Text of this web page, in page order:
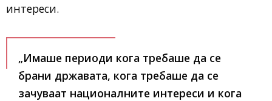
интереси.
„Имаше периоди кога требаше да се
брани државата, кога требаше да се
зачуваат националните интереси и кога